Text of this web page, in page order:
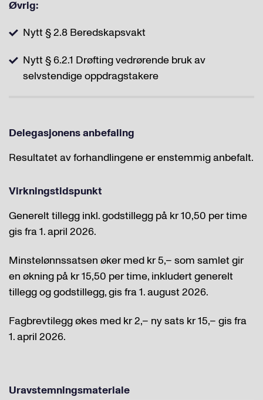
Øvrig:
Nytt § 2.8 Beredskapsvakt
Nytt § 6.2.1 Drøfting vedrørende bruk av
selvstendige oppdragstakere
Delegasjonens anbefaling
Resultatet av forhandlingene er enstemmig anbefalt.
Virkningstidspunkt
Generelt tillegg inkl. godstillegg på kr 10,50 per time
gis fra 1. april 2026.
Minstelønnssatsen øker med kr 5,– som samlet gir
en økning på kr 15,50 per time, inkludert generelt
tillegg og godstillegg, gis fra 1. august 2026.
Fagbrevtilegg økes med kr 2,– ny sats kr 15,– gis fra
1. april 2026.
Uravstemningsmateriale